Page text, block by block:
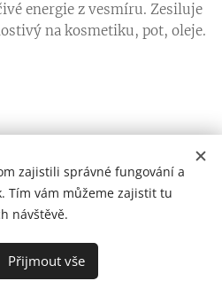
energie z vesmíru. Zesiluje
na kosmetiku, pot, oleje.
Cookies
Jazyky
English
zajistili správné fungování a
Tím vám můžeme zajistit tu
návštěvě.
Přijmout vše